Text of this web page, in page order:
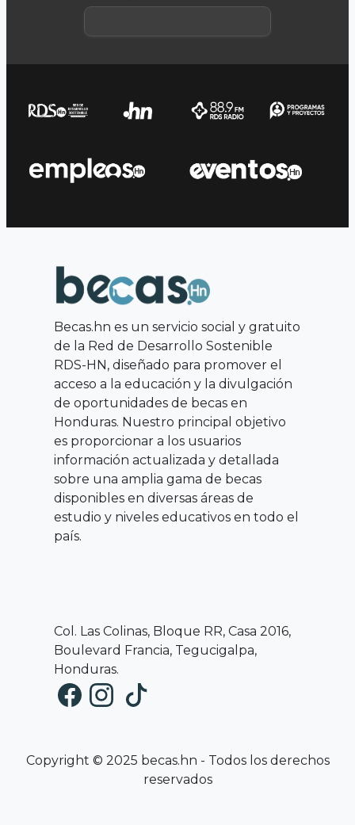
Becas.hn es un servicio social y gratuito
de la Red de Desarrollo Sostenible
RDS-HN, diseñado para promover el
acceso a la educación y la divulgación
de oportunidades de becas en
Honduras. Nuestro principal objetivo
es proporcionar a los usuarios
información actualizada y detallada
sobre una amplia gama de becas
disponibles en diversas áreas de
estudio y niveles educativos en todo el
país.
Col. Las Colinas, Bloque RR, Casa 2016,
Boulevard Francia, Tegucigalpa,
Honduras.
Copyright © 2025 becas.hn - Todos los derechos
reservados